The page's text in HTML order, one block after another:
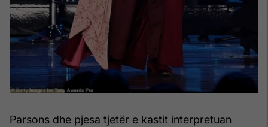
Parsons dhe pjesa tjetër e kastit interpretuan